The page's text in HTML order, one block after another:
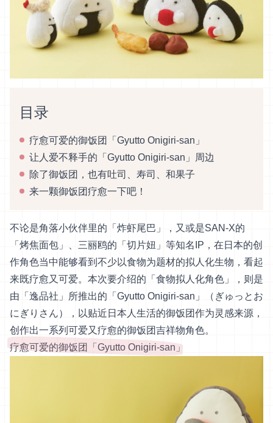
目录
疗愈可爱的御饭团「Gyutto Onigiri-san」
让人爱不释手的「Gyutto Onigiri-san」周边
除了御饭团，也有吐司、寿司、和果子
来一颗御饭团疗愈一下吧！
不论是角落小伙伴里的「炸虾尾巴」，又或是SAN-X的
「烤焦面包」、三丽鸥的「切片妞」等知名IP，在日本的创
作角色当中能够看到不少以食物为题材的拟人化生物，看起
来既疗愈又可爱。本次要介绍的「食物拟人化角色」，则是
由「逸品社」所推出的「Gyutto Onigiri-san」（ぎゅっとお
にぎりさん），以贴近日本人生活的御饭团作为灵感来源，
创作出一系列可爱又疗愈的御饭团吉祥物角色。
疗愈可爱的御饭团「Gyutto Onigiri-san」